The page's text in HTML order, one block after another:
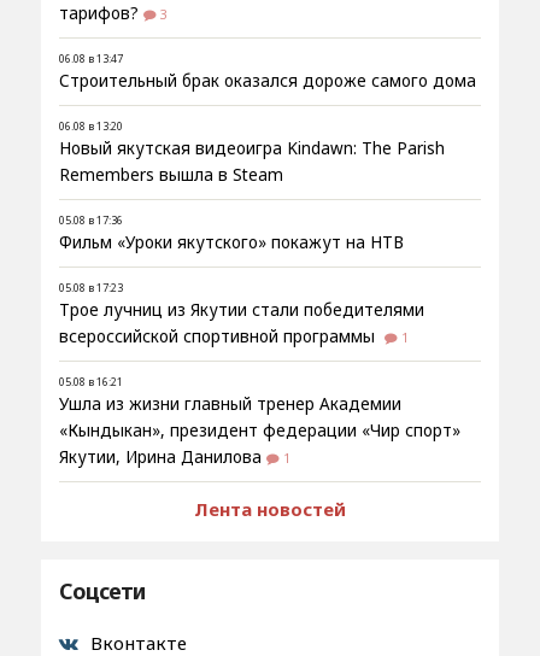
тарифов?
3
06.08 в 13:47
Строительный брак оказался дороже самого дома
06.08 в 13:20
Новый якутская видеоигра Kindawn: The Parish
Remembers вышла в Steam
05.08 в 17:36
Фильм «Уроки якутского» покажут на НТВ
05.08 в 17:23
Трое лучниц из Якутии стали победителями
всероссийской спортивной программы
1
05.08 в 16:21
Ушла из жизни главный тренер Академии
«Кындыкан», президент федерации «Чир спорт»
Якутии, Ирина Данилова
1
Лента новостей
Соцсети
Вконтакте